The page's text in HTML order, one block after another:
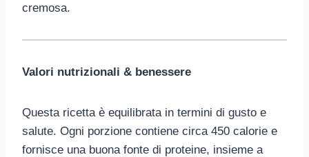
cremosa.
Valori nutrizionali & benessere
Questa ricetta è equilibrata in termini di gusto e
salute. Ogni porzione contiene circa 450 calorie e
fornisce una buona fonte di proteine, insieme a